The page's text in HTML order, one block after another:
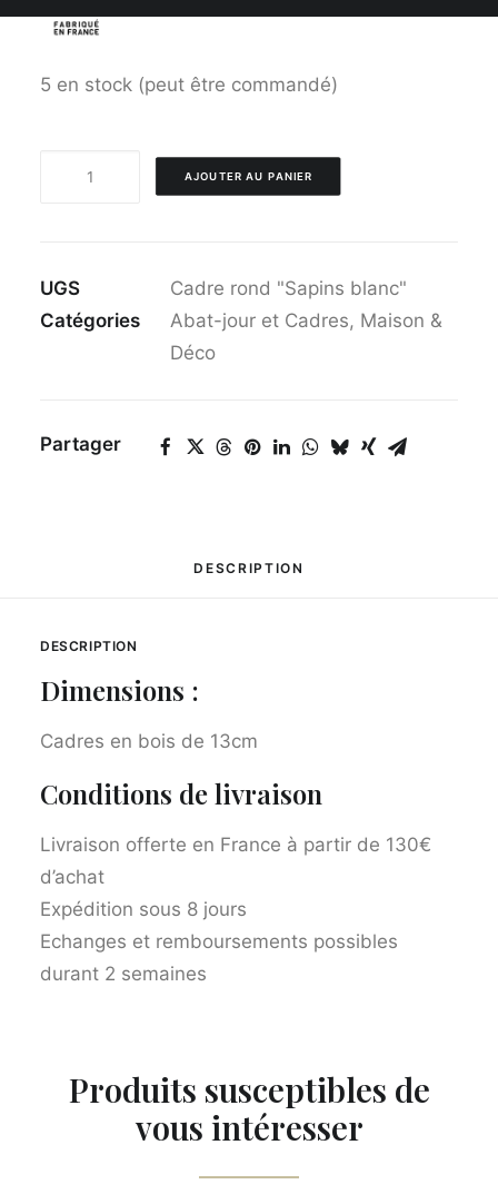
5 en stock (peut être commandé)
"Sapins
blanc"
AJOUTER AU PANIER
UGS
Cadre rond "Sapins blanc"
Catégories
Abat-jour et Cadres, Maison &
Déco
Partager
DESCRIPTION
DESCRIPTION
Dimensions :
Cadres en bois de 13cm
Conditions de livraison
Livraison offerte en France à partir de 130€
d’achat
Expédition sous 8 jours
Echanges et remboursements possibles
durant 2 semaines
Produits susceptibles de
vous intéresser